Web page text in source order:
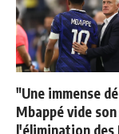
"Une immense
Mbappé vide
l'élimination des